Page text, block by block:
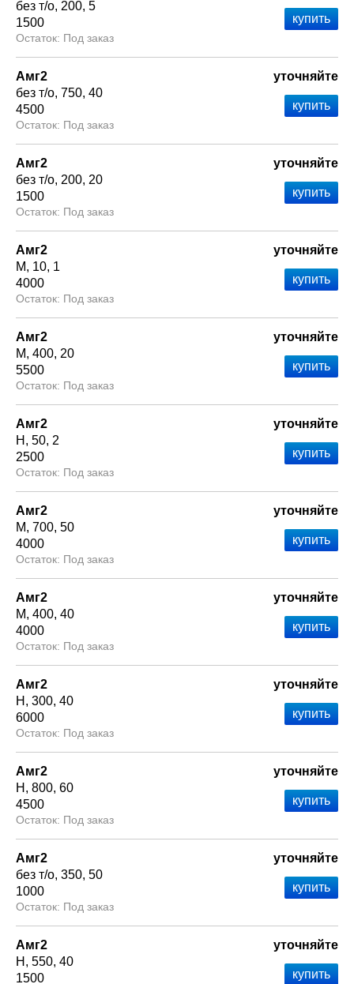
без т/о 200 5
1500
Под заказ
Амг2
без т/о 750 40
4500
Под заказ
уточняйте
Амг2
без т/о 200 20
1500
Под заказ
уточняйте
Амг2
М
10 1
4000
Под заказ
уточняйте
Амг2
М 400 20
5500
Под заказ
уточняйте
Амг2
Н
50 2
2500
Под заказ
уточняйте
Амг2
М 700 50
4000
Под заказ
уточняйте
Амг2
М 400 40
4000
Под заказ
уточняйте
Амг2
Н
300 40
6000
Под заказ
уточняйте
Амг2
Н
800 60
4500
Под заказ
уточняйте
Амг2
без т/о 350 50
1000
Под заказ
уточняйте
Амг2
Н
550 40
1500
уточняйте